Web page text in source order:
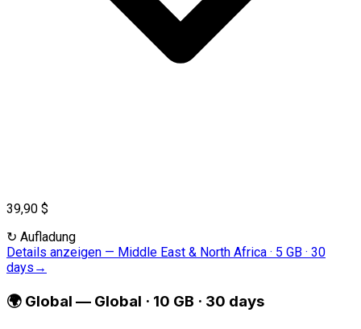
39,90 $
↻ Aufladung
Details anzeigen — Middle East & North Africa · 5 GB · 30
days →
🌍 Global — Global · 10 GB · 30 days